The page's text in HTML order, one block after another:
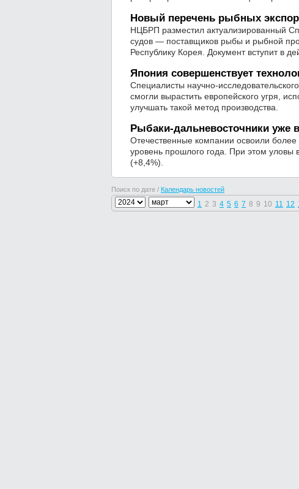
Новый перечень рыбных
НЦБРП разместил актуализированный
судов — поставщиков рыбы и рыбной
Республику Корея. Документ вступит в
Япония совершенствует
Специалисты научно-
смогли вырастить европейского угря,
улучшать такой метод производства.
Рыбаки-дальневосточники уже
Отечественные компании освоили
уровень прошлого года. При этом уловы
(+8,4%).
Поиск по дате / Календарь новостей
1 2 3 4 5 6 7 8 9 10 11 12